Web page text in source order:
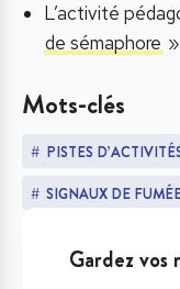
L’activité
de sémaphore
Mots-clés
PISTES
SIGNAUX DE
Gardez vos